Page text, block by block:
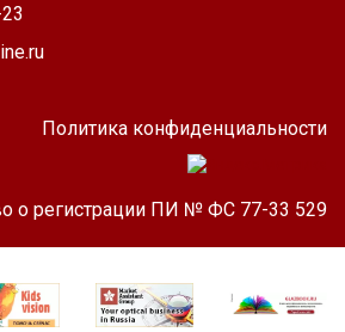
Политика конфиденциальности
о регистрации ПИ № ФС 77-33 529